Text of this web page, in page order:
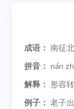
成语： 南征
拼音： nán
解释： 形容
例子： 老子